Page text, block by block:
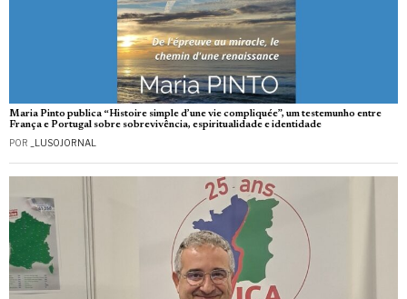
Maria Pinto publica “Histoire simple d’une vie compliquée”, um testemunho entre
França e Portugal sobre sobrevivência, espiritualidade e identidade
POR _LUSOJORNAL